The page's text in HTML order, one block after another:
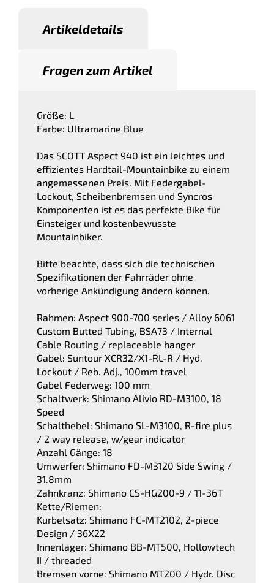
Artikeldetails
Fragen zum Artikel
Größe: L
Farbe: Ultramarine Blue
Das SCOTT Aspect 940 ist ein leichtes und
effizientes Hardtail-Mountainbike zu einem
angemessenen Preis. Mit Federgabel-
Lockout, Scheibenbremsen und Syncros
Komponenten ist es das perfekte Bike für
Einsteiger und kostenbewusste
Mountainbiker.
Bitte beachte, dass sich die technischen
Spezifikationen der Fahrräder ohne
vorherige Ankündigung ändern können.
Rahmen: Aspect 900-700 series / Alloy 6061
Custom Butted Tubing, BSA73 / Internal
Cable Routing / replaceable hanger
Gabel: Suntour XCR32/X1-RL-R / Hyd.
Lockout / Reb. Adj., 100mm travel
Gabel Federweg: 100 mm
Schaltwerk: Shimano Alivio RD-M3100, 18
Speed
Schalthebel: Shimano SL-M3100, R-fire plus
/ 2 way release, w/gear indicator
Anzahl Gänge: 18
Umwerfer: Shimano FD-M3120 Side Swing /
31.8mm
Zahnkranz: Shimano CS-HG200-9 / 11-36T
Kette/Riemen:
Kurbelsatz: Shimano FC-MT2102, 2-piece
Design / 36X22
Innenlager: Shimano BB-MT500, Hollowtech
II / threaded
Bremsen vorne: Shimano MT200 / Hydr. Disc